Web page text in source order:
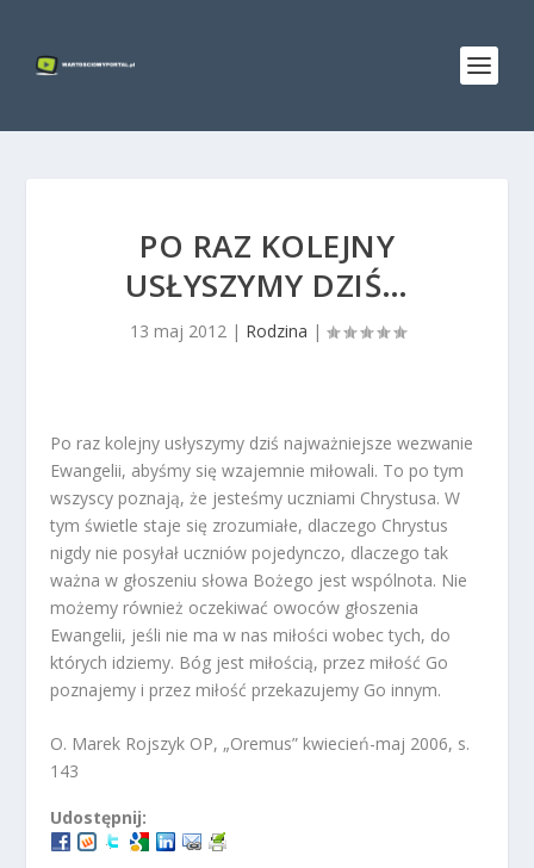
PO RAZ KOLEJNY
USŁYSZYMY DZIŚ…
13 maj 2012| Rodzina |
Po raz kolejny usłyszymy dziś najważniejsze wezwanie
Ewangelii, abyśmy się wzajemnie miłowali. To po tym
wszyscy poznają, że jesteśmy uczniami Chrystusa. W
tym świetle staje się zrozumiałe, dlaczego Chrystus
nigdy nie posyłał uczniów pojedynczo, dlaczego tak
ważna w głoszeniu słowa Bożego jest wspólnota. Nie
możemy również oczekiwać owoców głoszenia
Ewangelii, jeśli nie ma w nas miłości wobec tych, do
których idziemy. Bóg jest miłością, przez miłość Go
poznajemy i przez miłość przekazujemy Go innym.
O. Marek Rojszyk OP, „Oremus” kwiecień-maj 2006, s.
143
Udostępnij: